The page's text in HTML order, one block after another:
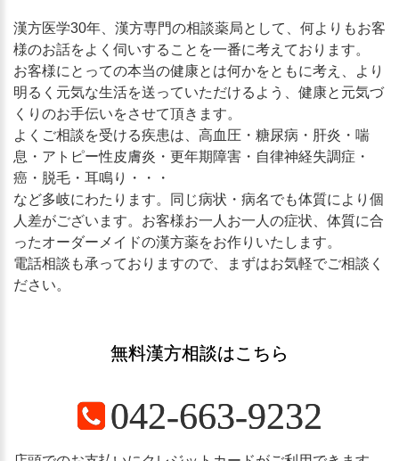
漢方医学30年、漢方専門の相談薬局として、何よりもお客
様のお話をよく伺いすることを一番に考えております。
お客様にとっての本当の健康とは何かをともに考え、より
明るく元気な生活を送っていただけるよう、健康と元気づ
くりのお手伝いをさせて頂きます。
よくご相談を受ける疾患は、高血圧・糖尿病・肝炎・喘
息・アトピー性皮膚炎・更年期障害・自律神経失調症・
癌・脱毛・耳鳴り・・・
など多岐にわたります。同じ病状・病名でも体質により個
人差がございます。お客様お一人お一人の症状、体質に合
ったオーダーメイドの漢方薬をお作りいたします。
電話相談も承っておりますので、まずはお気軽でご相談く
ださい。
無料漢方相談はこちら
042-663-9232